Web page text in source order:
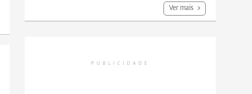
Ver mais
PUBLICIDADE